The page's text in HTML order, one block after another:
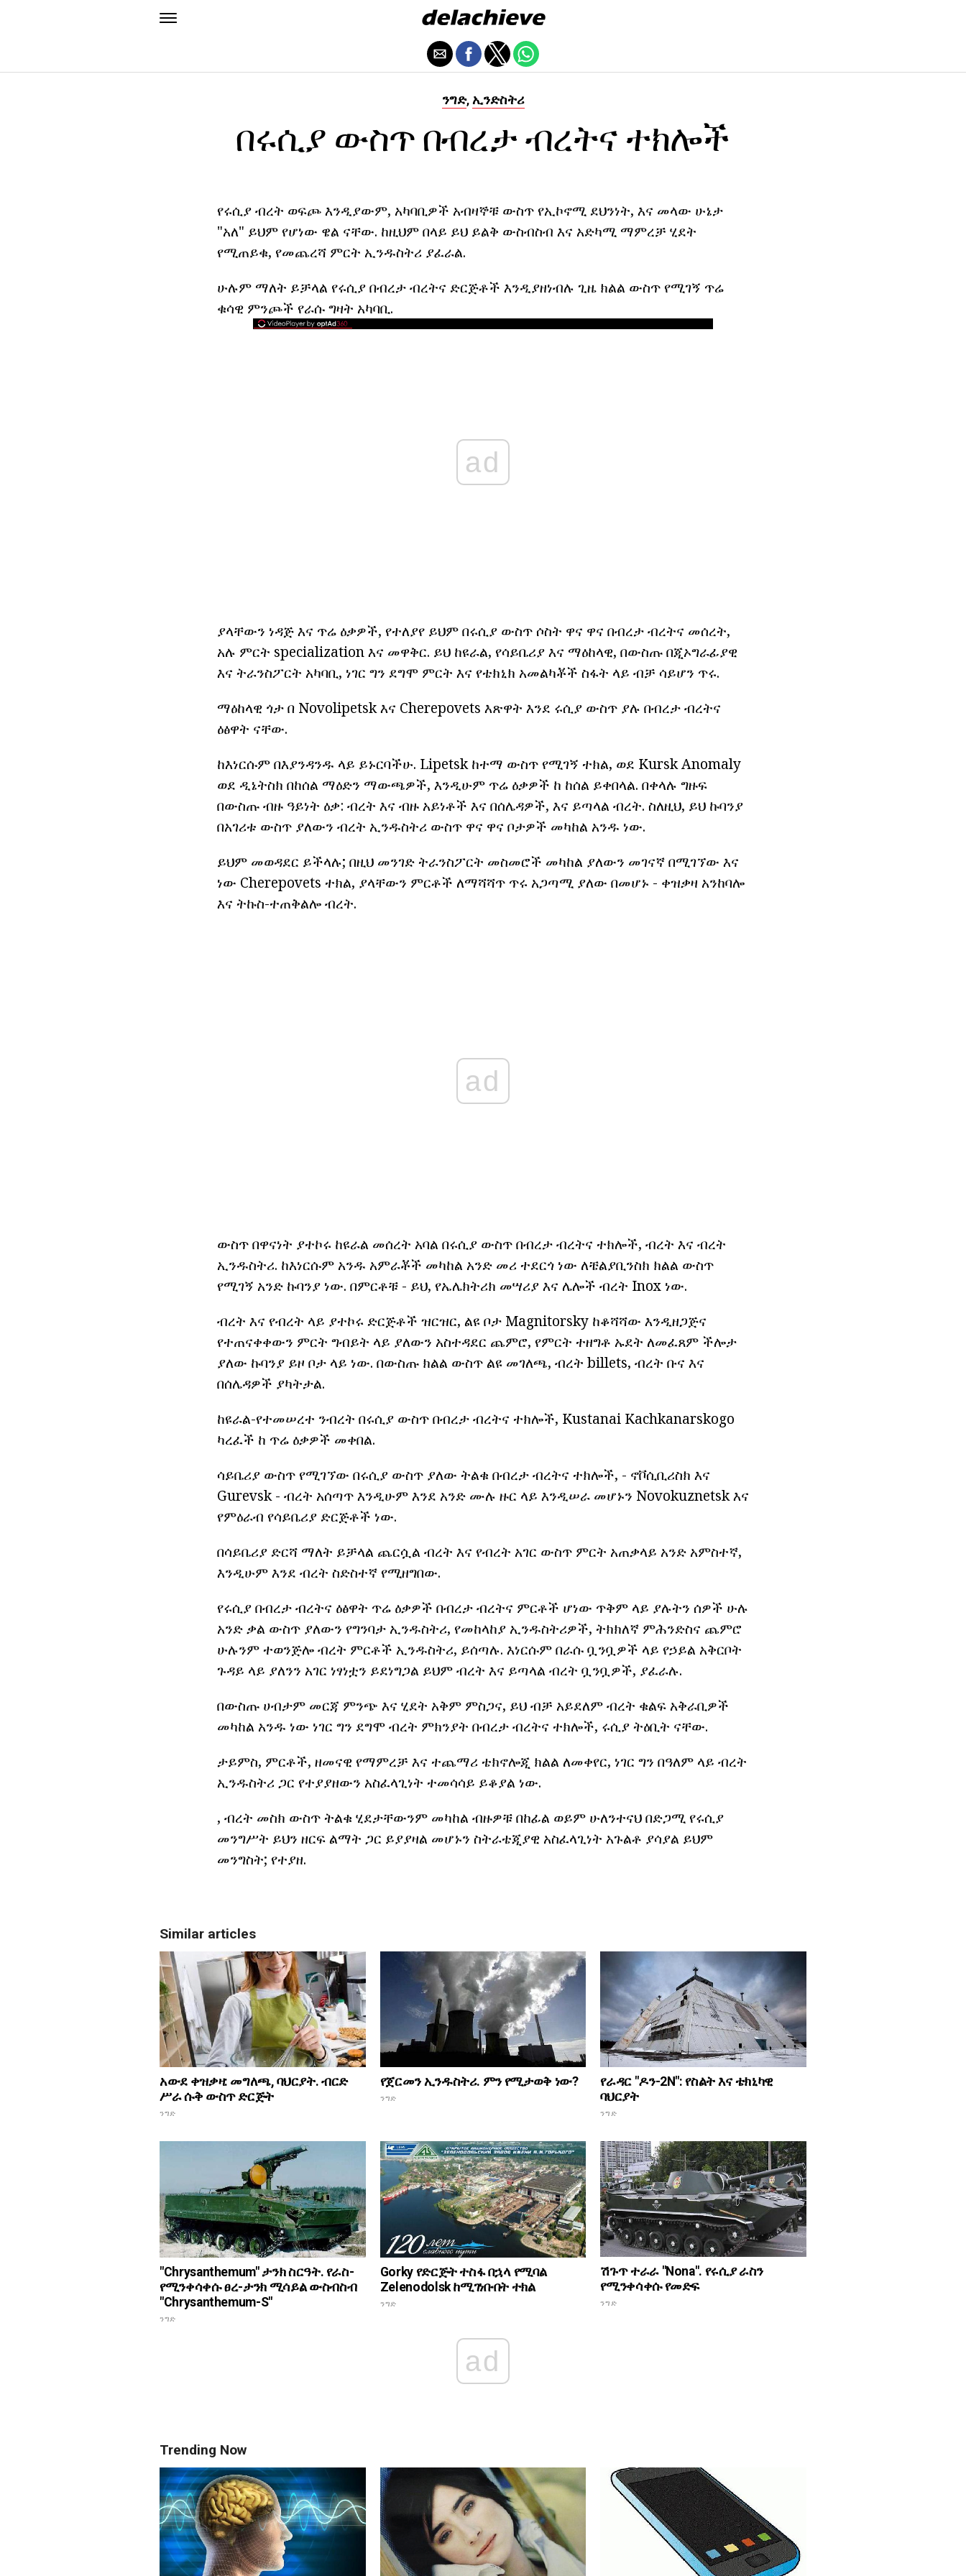
ንግድ, ኢንድስትሪ
በሩሲያ ውስጥ በብረታ ብረትና ተክሎች
የሩሲያ ብረት ወፍጮ እንዲያውም, አካባቢዎች አብዛኞቹ ውስጥ የኢኮኖሚ ደህንነት, እና መላው ሁኔታ
"አለ" ይህም የሆነው ዌል ናቸው. ከዚህም በላይ ይህ ይልቅ ውስብስብ እና አድካሚ ማምረቻ ሂደት
የሚጠይቁ, የመጨረሻ ምርት ኢንዱስትሪ ያፈራል.
ሁሉም ማለት ይቻላል የሩሲያ በብረታ ብረትና ድርጅቶች እንዲያዘነብሉ ጊዜ ክልል ውስጥ የሚገኝ ጥሬ
ቁሳዊ ምንጮች የራሱ ግዛት አካባቢ.
ad
ያላቸውን ነዳጅ እና ጥሬ ዕቃዎች, የተለያየ ይህም በሩሲያ ውስጥ ሶስት ዋና ዋና በብረታ ብረትና መሰረት,
አሉ ምርት specialization እና መዋቅር. ይህ ከዩራል, የሳይቤሪያ እና ማዕከላዊ, በውስጡ በጂኦግራፊያዊ
እና ትራንስፖርት አካባቢ, ነገር ግን ደግሞ ምርት እና የቴክኒክ አመልካቾች ስፋት ላይ ብቻ ሳይሆን ጥሩ.
ማዕከላዊ ጎታ በ Novolipetsk እና Cherepovets እጽዋት እንደ ሩሲያ ውስጥ ያሉ በብረታ ብረትና
ዕፅዋት ናቸው.
ከእነርሱም በእያንዳንዱ ላይ ይኑርባችሁ. Lipetsk ከተማ ውስጥ የሚገኝ ተክል, ወደ Kursk Anomaly
ወደ ዲኔትስክ በከሰል ማዕድን ማውጫዎች, እንዲሁም ጥሬ ዕቃዎች ከ ከሰል ይቀበላል. በቀላሉ ግዙፍ
በውስጡ ብዙ ዓይነት ዕቃ: ብረት እና ብዙ አይነቶች እና በሰሌዳዎች, እና ይጣላል ብረት. ስለዚህ, ይህ ኩባንያ
በአገሪቱ ውስጥ ያለውን ብረት ኢንዱስትሪ ውስጥ ዋና ዋና ቦታዎች መካከል አንዱ ነው.
ይህም መወዳደር ይችላሉ; በዚህ መንገድ ትራንስፖርት መስመሮች መካከል ያለውን መገናኛ በሚገኘው እና
ነው Cherepovets ተክል, ያላቸውን ምርቶች ለማሻሻጥ ጥሩ አጋጣሚ ያለው በመሆኑ - ቀዝቃዛ አንከባሎ
እና ትኩስ-ተጠቅልሎ ብረት.
ad
ውስጥ በዋናነት ያተኮሩ ከዩራል መሰረት አባል በሩሲያ ውስጥ በብረታ ብረትና ተክሎች, ብረት እና ብረት
ኢንዱስትሪ. ከእነርሱም አንዱ አምራቾች መካከል አንድ መሪ ተደርጎ ነው ለቼልያቢንስክ ክልል ውስጥ
የሚገኝ አንድ ኩባንያ ነው. በምርቶቹ - ይህ, የኤሌክትሪክ መሣሪያ እና ሌሎች ብረት Inox ነው.
ብረት እና የብረት ላይ ያተኮሩ ድርጅቶች ዝርዝር, ልዩ ቦታ Magnitorsky ከቆሻሻው እንዲዘጋጅና
የተጠናቀቀውን ምርት ግብይት ላይ ያለውን አስተዳደር ጨምሮ, የምርት ተዘግቶ ኡደት ለመፈጸም ችሎታ
ያለው ኩባንያ ይዞ ቦታ ላይ ነው. በውስጡ ክልል ውስጥ ልዩ መገለጫ, ብረት billets, ብረት ቡና እና
በሰሌዳዎች ያካትታል.
ከዩራል-የተመሠረተ ንብረት በሩሲያ ውስጥ በብረታ ብረትና ተክሎች, Kustanai Kachkanarskogo
ካረፈች ከ ጥሬ ዕቃዎች መቀበል.
ሳይቤሪያ ውስጥ የሚገኘው በሩሲያ ውስጥ ያለው ትልቁ በብረታ ብረትና ተክሎች, - ኖቮሲቢሪስክ እና
Gurevsk - ብረት አሰጣጥ እንዲሁም እንደ አንድ ሙሉ ዙር ላይ እንዲሠራ መሆኑን Novokuznetsk እና
የምዕራብ የሳይቤሪያ ድርጅቶች ነው.
በሳይቤሪያ ድርሻ ማለት ይቻላል ጨርሷል ብረት እና የብረት አገር ውስጥ ምርት አጠቃላይ አንድ አምስተኛ,
እንዲሁም እንደ ብረት ስድስተኛ የሚዘግበው.
የሩሲያ በብረታ ብረትና ዕፅዋት ጥሬ ዕቃዎች በብረታ ብረትና ምርቶች ሆነው ጥቅም ላይ ያሉትን ሰዎች ሁሉ
አንድ ቃል ውስጥ ያለውን የግንባታ ኢንዱስትሪ, የመከላከያ ኢንዱስትሪዎች, ትክክለኛ ምሕንድስና ጨምሮ
ሁሉንም ተወንጅሎ ብረት ምርቶች ኢንዱስትሪ, ይሰጣሉ. እነርሱም በራሱ ቧንቧዎች ላይ የኃይል አቅርቦት
ጉዳይ ላይ ያለንን አገር ነፃነቷን ይደነግጋል ይህም ብረት እና ይጣላል ብረት ቧንቧዎች, ያፈራሉ.
በውስጡ ሀብታም መርጃ ምንጭ እና ሂደት አቅም ምስጋና, ይህ ብቻ አይደለም ብረት ቁልፍ አቅራቢዎች
መካከል አንዱ ነው ነገር ግን ደግሞ ብረት ምክንያት በብረታ ብረትና ተክሎች, ሩሲያ ትዕቢት ናቸው.
ታይምስ, ምርቶች, ዘመናዊ የማምረቻ እና ተጨማሪ ቴክኖሎጂ ክልል ለመቀየር, ነገር ግን በዓለም ላይ ብረት
ኢንዱስትሪ ጋር የተያያዘውን አስፈላጊነት ተመሳሳይ ይቆያል ነው.
, ብረት መስክ ውስጥ ትልቁ ሂደታቸውንም መካከል ብዙዎቹ በከፊል ወይም ሁለንተናህ በድጋሚ የሩሲያ
መንግሥት ይህን ዘርፍ ልማት ጋር ይያያዛል መሆኑን ስትራቴጂያዊ አስፈላጊነት አጉልቶ ያሳያል ይህም
መንግስት; የተያዘ.
Similar articles
አውደ ቀዝቃዛ: መግለጫ, ባህርያት. ብርድ
ሥራ ሱቅ ውስጥ ድርጅት
ንግድ
የጀርመን ኢንዱስትሪ. ምን የሚታወቅ ነው?
ንግድ
የራዳር "ዶን-2N": የስልት እና ቴክኒካዊ
ባህርያት
ንግድ
"Chrysanthemum" ታንክ ስርዓት. የራስ-
የሚንቀሳቀሱ ፀረ-ታንክ ሚሳይል ውስብስብ
"Chrysanthemum-S"
ንግድ
Gorky የድርጅት ተስፋ በኋላ የሚባል
Zelenodolsk ከሚገነቡበት ተክል
ንግድ
ሽጉጥ ተራራ "Nona". የሩሲያ ራስን
የሚንቀሳቀሱ የመድፍ
ንግድ
ad
Trending Now